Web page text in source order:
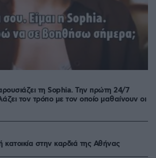
τη Sophia. Την πρώτη 24/7
τον τρόπο με τον οποίο μαθαίνουν οι
κατοικία στην καρδιά της Αθήνας